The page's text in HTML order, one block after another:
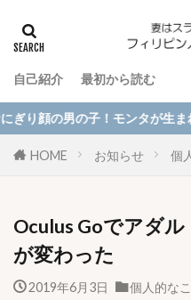
自己紹介 最初から読む
モンタが生まれました。
HOME お知らせ 個
Oculus Goでアダ
が変わった
2019年6月3日 個人的な